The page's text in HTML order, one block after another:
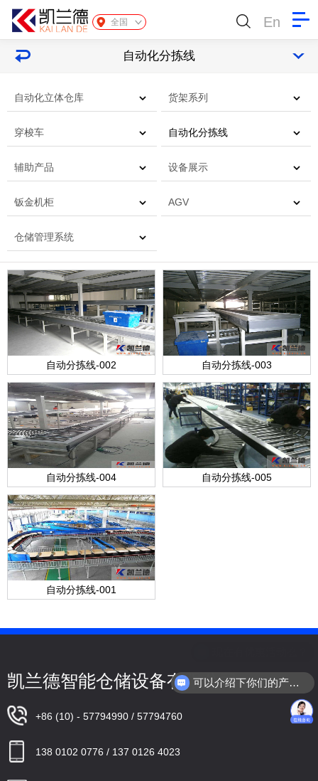
全国 En
自动化分拣线
自动化立体仓库 货架系列
穿梭车 自动化分拣线
辅助产品 设备展示
钣金机柜 AGV
仓储管理系统
自动分拣线-002 自动分拣线-003
自动分拣线-004 自动分拣线-005
自动分拣线-001
凯兰德智能仓储设备有限公司
+86 (10) - 57794990 / 57794760
138 0102 0776 / 137 0126 4023
可以介绍下你们的产品么？